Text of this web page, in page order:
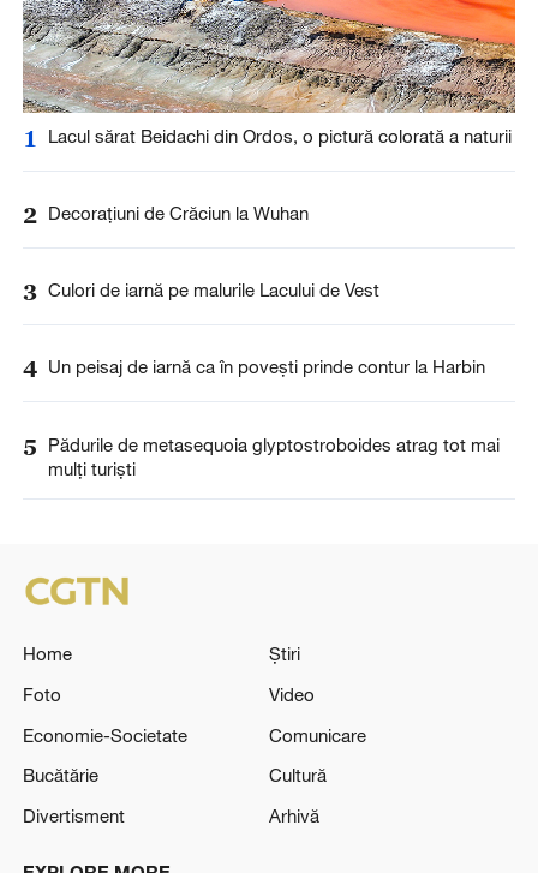
1 Lacul sărat Beidachi din Ordos, o pictură colorată a naturii
2 Decorațiuni de Crăciun la Wuhan
3 Culori de iarnă pe malurile Lacului de Vest
4 Un peisaj de iarnă ca în povești prinde contur la Harbin
5
Pădurile de metasequoia glyptostroboides atrag tot mai
mulți turiști
Home
Știri
Foto
Video
Economie-Societate
Comunicare
Bucătărie
Cultură
Divertisment
Arhivă